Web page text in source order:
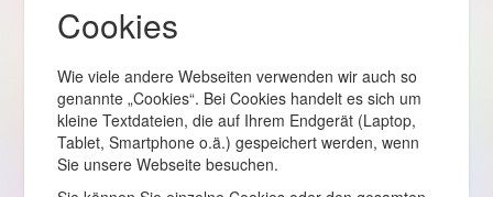
Cookies
Wie viele andere Webseiten verwenden wir auch so
genannte „Cookies“. Bei Cookies handelt es sich um
kleine Textdateien, die auf Ihrem Endgerät (Laptop,
Tablet, Smartphone o.ä.) gespeichert werden, wenn
Sie unsere Webseite besuchen.